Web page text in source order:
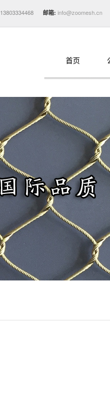
13803334468 邮箱: info@zoomesh.cn
首页